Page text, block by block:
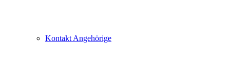
Kontakt Angehörige